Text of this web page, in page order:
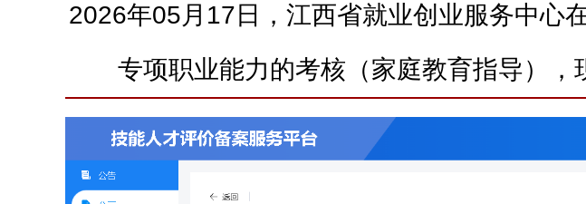
2026年05月17日，江西省就业创业服务中心
专项职业能力的考核（家庭教育指导），